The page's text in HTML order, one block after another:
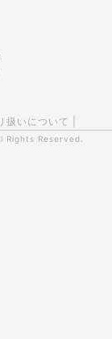
扱いについて
Rights Reserved.